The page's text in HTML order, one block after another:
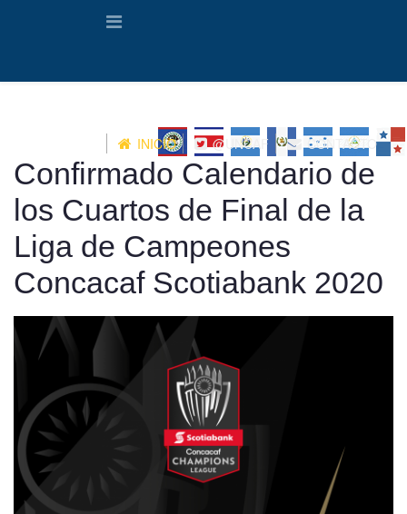
INICIO @UNCAF CONTACTO
Confirmado Calendario de
los Cuartos de Final de la
Liga de Campeones
Concacaf Scotiabank 2020